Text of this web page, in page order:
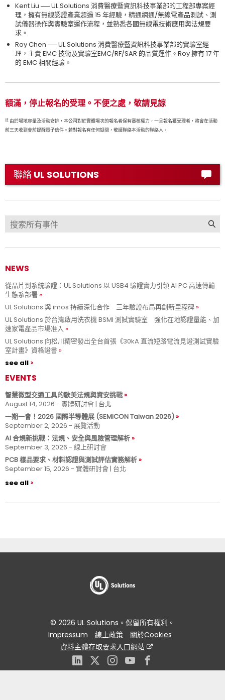
Kent Liu ── UL Solutions 消費醫療暨資訊科技事業部的工程部專案經
理，擁有無線認證產業超過 15 年經驗，精通網通/無線電產品測試、測
試儀器操作與實驗室運作流程，並熟悉各國無線電技術應用與法規要
求。
Roy Chen ── UL Solutions 消費醫療暨資訊科技事業部的實驗室經
理，主責 EMC 技術及實驗室EMC/RF/SAR 的品質運作。Roy 擁有 17 年
的 EMC 相關經驗。
額滿，停止報名的受理。不便之處，敬請見諒
註 由於場地容量及活動安排，本公司對於實體場次的報名者保有審核權力，一旦報名獲受理者，將會在活動
前三天收到會前提醒電子信件。若對報名有任何疑問，敬請聯絡本活動的聯絡人。
聯絡 UL SOLUTIONS
NEWS
從晶片到系統驗證：UL Solutions 以 USB4 驗證實力引領 AI PC 高速傳輸
生態系部署
UL Solutions 與 imos 持續深化合作 三年驗證布局再創新里程碑
UL Solutions 於台灣啟用洗衣機 BSMI 測試實驗室 強化在地認證量能、加
速家電產品市場准入
UL Solutions 向松川精密發出全台首張《30kA 直流短路電流見證測試實驗
室計畫》資格證書
see all
EVENTS
智慧微型交通工具的歐美法規與資安挑戰
August 14, 2026 - 實體研討會 | 台北
一期一會！2026 國際半導體展 (SEMICON Taiwan 2026)
September 2, 2026 - 展覽活動
AI 合規新挑戰：法規、安全與風險管理解析
September 3, 2026 - 線上研討會
PCB 樣品要求、材料認證與測試評估實務解析
September 15, 2026 - 實體研討會 | 台北
see all
© 2026 UL Solutions。保留所有權利。
Impressum
線上政策
關於Cookies
資料主體存取要求入口網站